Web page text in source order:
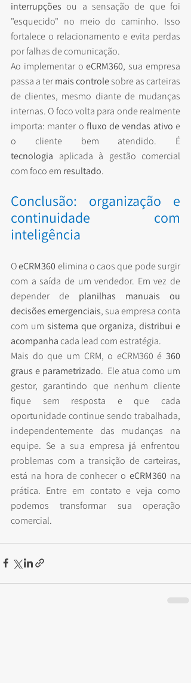
interrupções ou a sensação de que foi
"esquecido" no meio do caminho. Isso
fortalece o relacionamento e evita perdas
por falhas de comunicação.
Ao implementar o eCRM360, sua empresa
passa a ter mais controle sobre as carteiras
de clientes, mesmo diante de mudanças
internas. O foco volta para onde realmente
importa: manter o fluxo de vendas ativo e
tecnologia aplicada à gestão comercial
com foco em resultado.
Conclusão: organização e
continuidade com
inteligência
O eCRM360 elimina o caos que pode surgir
com a saída de um vendedor. Em vez de
depender de planilhas manuais ou
decisões emergenciais, sua empresa conta
com um sistema que organiza, distribui e
acompanha cada lead com estratégia.
Mais do que um CRM, o eCRM360 é 360
graus e parametrizado.  Ele atua como um
gestor, garantindo que nenhum cliente
fique sem resposta e que cada
oportunidade continue sendo trabalhada,
independentemente das mudanças na
equipe. Se a sua empresa já enfrentou
problemas com a transição de carteiras,
está na hora de conhecer o eCRM360 na
prática. Entre em contato e veja como
podemos transformar sua operação
comercial.